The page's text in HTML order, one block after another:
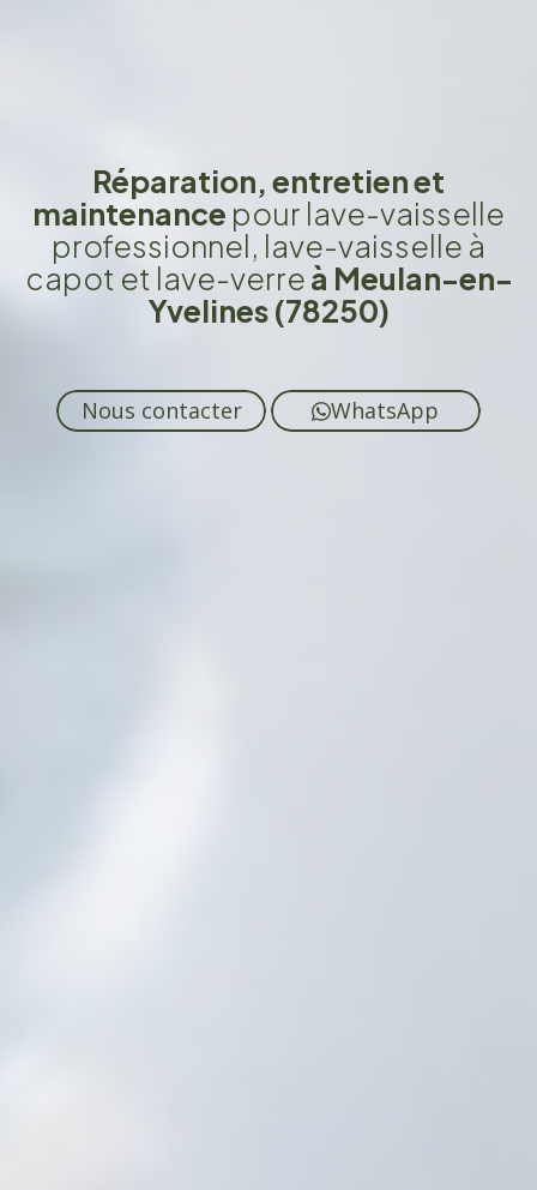
Réparation, entretien et
maintenance pour lave-vaisselle
professionnel, lave-vaisselle à
capot et lave-verreà Meulan-en-
Yvelines (78250)
Nous contacter WhatsApp